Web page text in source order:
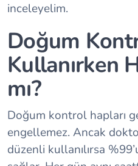
inceleyelim.
Doğum
Kullanırken
mı?
Doğum kontrol hapları
engellemez. Ancak
düzenli kullanılırsa